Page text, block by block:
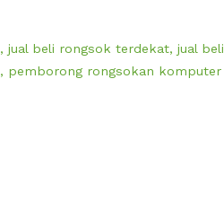
, jual beli rongsok terdekat, jual beli
, pemborong rongsokan komputer